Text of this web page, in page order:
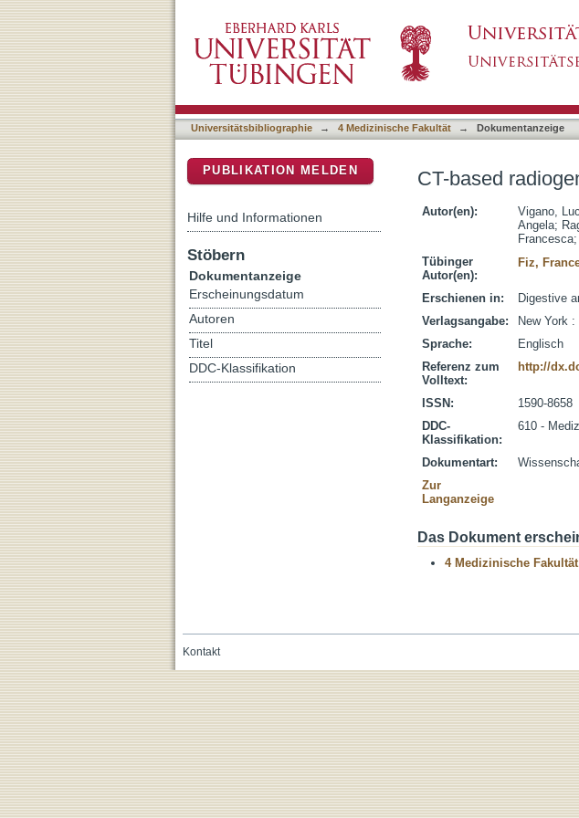
Universitätsbibliographie → 4 Medizinische Fakultät → Dokumentanzeige
CT-based
Autor(en): Vigano,
Angela;
Francesca;
Tübinger
Autor(en):
Fiz,
Erschienen in:
Digestive
Verlagsangabe:
New York
Sprache:
Englisch
Referenz zum
Volltext:
http://
ISSN:
1590-8658
DDC-
Klassifikation:
610 -
Dokumentart:
Zur
Langanzeige
Das Dokument
4 Medizinische Fakultät
PUBLIKATION MELDEN
Hilfe und Informationen
Stöbern
Dokumentanzeige
Erscheinungsdatum
Autoren
Titel
DDC-Klassifikation
Kontakt